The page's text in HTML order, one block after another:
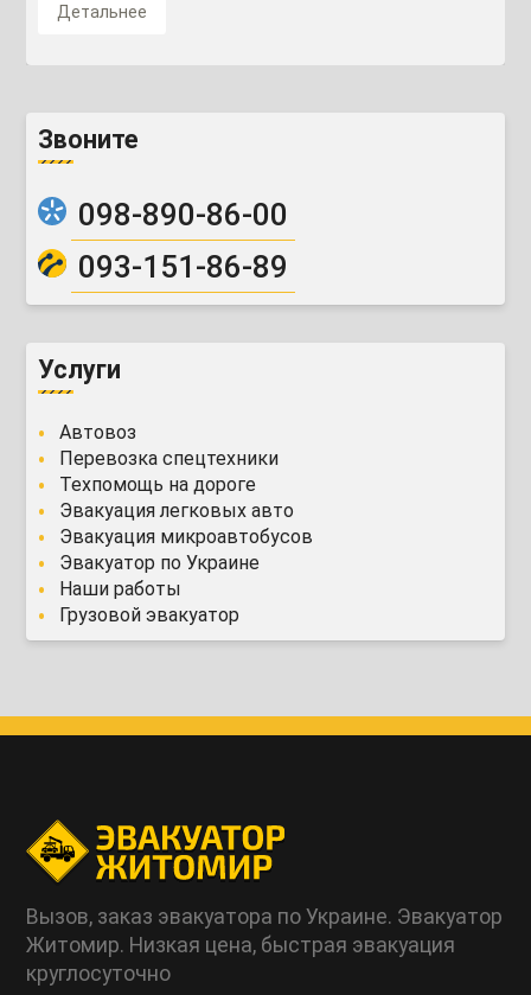
Детальнее
Звоните
098-890-86-00
093-151-86-89
Услуги
Автовоз
Перевозка спецтехники
Техпомощь на дороге
Эвакуация легковых авто
Эвакуация микроавтобусов
Эвакуатор по Украине
Наши работы
Грузовой эвакуатор
Вызов, заказ эвакуатора по Украине. Эвакуатор
Житомир. Низкая цена, быстрая эвакуация
круглосуточно